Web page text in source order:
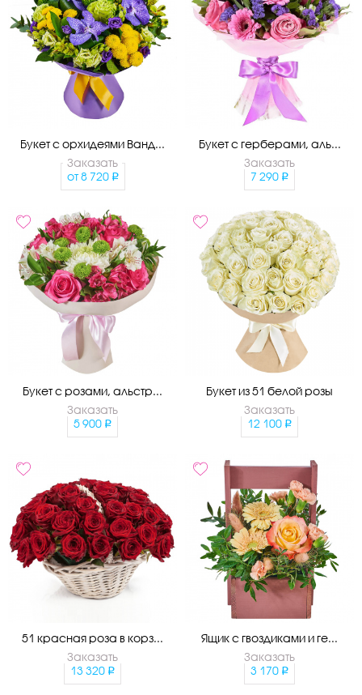
Букет с орхидеями Ванд...
Заказать
от 8 720
Букет с герберами, аль...
Заказать
7 290
Букет с розами, альстр...
Заказать
5 900
Букет из 51 белой розы
Заказать
12 100
51 красная роза в корз...
Заказать
13 320
Ящик с гвоздиками и ге...
Заказать
3 170